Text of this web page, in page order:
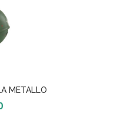
METALLO
L